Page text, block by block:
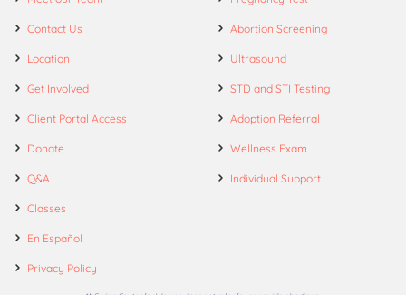
Contact Us
Location
Get Involved
Client Portal Access
Donate
Q&A
Classes
En Español
Privacy Policy
Abortion Screening
Ultrasound
STD and STI Testing
Adoption Referral
Wellness Exam
Individual Support